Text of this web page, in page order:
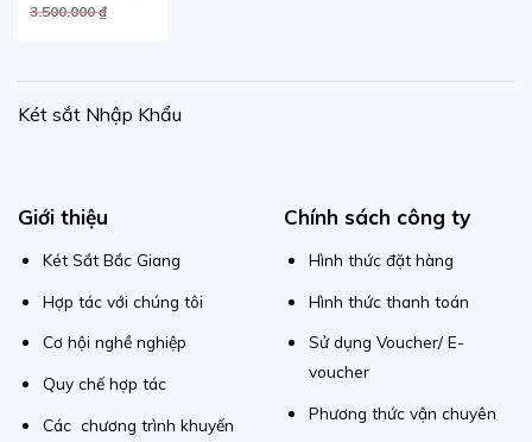
3.500.000₫
Két sắt Nhập Khẩu
Giới thiệu
Két Sắt Bắc Giang
Hợp tác với chúng tôi
Cơ hội nghề nghiệp
Quy chế hợp tác
Các chương trình khuyến
Chính sách công ty
Hình thức đặt hàng
Hình thức thanh toán
Sử dụng Voucher/ E-
voucher
Phương thức vận chuyên